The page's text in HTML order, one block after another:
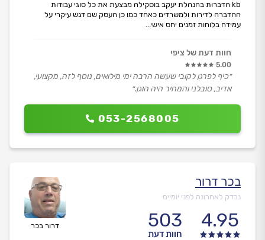
053-2568005
kb הדברות בהנהלת יעקב בוסקילה מבצעת את כל סוגי עבודות
ההדברה לדירות ולמשרדים כאחד כמו כן העסק שם דגש עיקרי על
עמידה בלוחות זמנים יחס אישי...
חוות דעת של ציפי
5.00
״כיף לפרגן לקובי שעשה הרבה ימי מילואים, נוסף לזה, מקצועי,
אדיב, סובלני והמחיר היה הוגן.״
דרור בכר
בכר דרור
נבדק לאחרונה לפני יומיים
4.95
503
חוות דעת